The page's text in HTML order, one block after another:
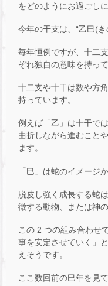
をどのようにお過ごし
今年の干支は、“乙巳(き
毎年恒例ですが、十二
ぞれ独自の意味を持って
十二支や十干は数や方
持っています。
例えば「乙」は十干で
曲折しながら進むこと
ます。
「巳」は蛇のイメージ
脱皮し強く成長する蛇
徴する動物、または神
この 2 つの組み合わせ
事を安定させていく」
えそうです。
ここ数回前の巳年を見